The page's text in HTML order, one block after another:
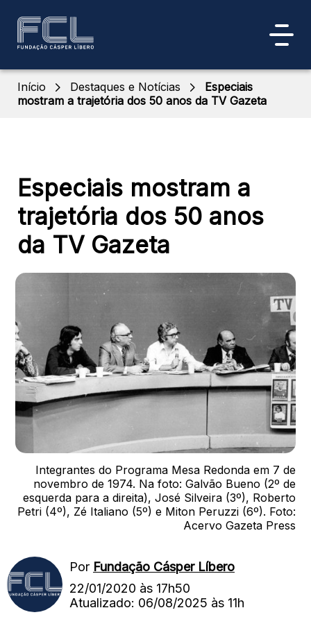
Início Destaques e Notícias
Especiais
mostram a trajetória dos 50 anos da TV Gazeta
Especiais mostram a
trajetória dos 50 anos
da TV Gazeta
Integrantes do Programa Mesa Redonda em 7 de
novembro de 1974. Na foto: Galvão Bueno (2º de
esquerda para a direita), José Silveira (3º), Roberto
Petri (4º), Zé Italiano (5º) e Miton Peruzzi (6º). Foto:
Acervo Gazeta Press
Por Fundação Cásper Líbero
22/01/2020 às 17h50
Atualizado: 06/08/2025 às 11h